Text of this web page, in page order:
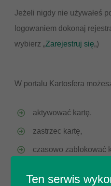
Jeżeli nigdy nie używałeś
logowaniem dokonaj
wybierz „Zarejestruj się„)
W portalu Kartosfera
aktywować kartę,
zastrzec kartę,
czasowo zablokować
blokady),
Ten serwis